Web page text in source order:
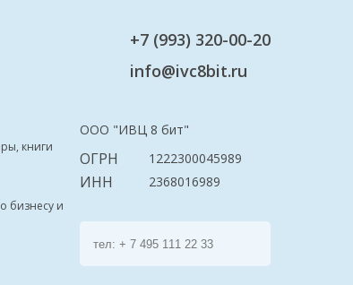
+7 (993) 320-00-20
info@ivc8bit.ru
книги
бизнесу и
ООО "ИВЦ 8 бит"
ОГРН 1222300045989
ИНН 2368016989